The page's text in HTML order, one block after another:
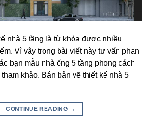
nhà 5 tầng là từ khóa được nhiều
Vì vậy trong bài viết này tư vấn phan
bạn mẫu nhà ống 5 tầng phong cách
khảo. Bán bản vẽ thiết kế nhà 5
CONTINUE READING →